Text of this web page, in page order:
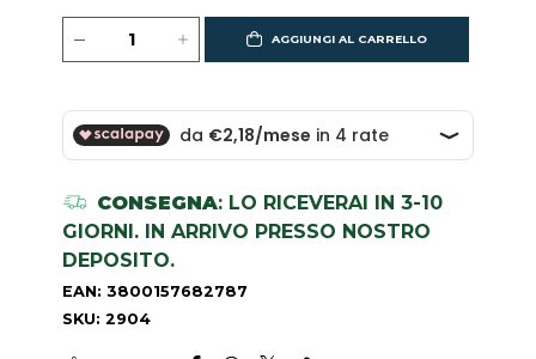
AGGIUNGI AL CARRELLO
CONSEGNA: LO RICEVERAI IN 3-10
GIORNI. IN ARRIVO PRESSO NOSTRO
DEPOSITO.
EAN: 3800157682787
SKU: 2904